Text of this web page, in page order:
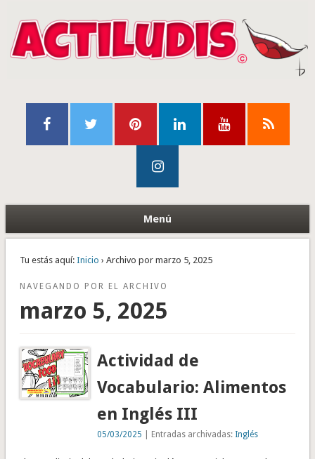
Menú
Tu estás aquí: Inicio › Archivo por marzo 5, 2025
NAVEGANDO POR EL ARCHIVO
marzo 5, 2025
Actividad de
Vocabulario: Alimentos
en Inglés III
05/03/2025 | Entradas archivadas: Inglés